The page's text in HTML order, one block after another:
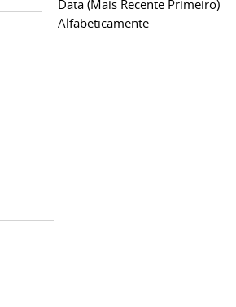
Data (mais Recente Primeiro)
Alfabeticamente